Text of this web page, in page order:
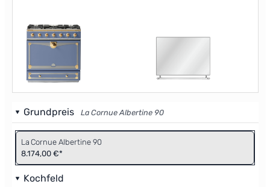
Grundpreis La Cornue Albertine 90
La Cornue Albertine 90
8.174,00 €*
Kochfeld